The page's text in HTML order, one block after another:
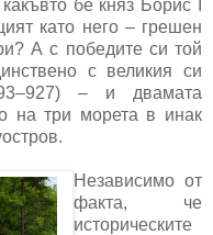
бе княз Борис І
като него – грешен
А с победите си той
с великия си
– и двамата
на три морета в инак
Независимо от
факта, че
историческите